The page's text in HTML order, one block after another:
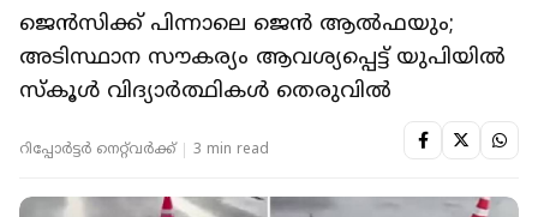
ജെൻസിക്ക് പിന്നാലെ ജെൻ ആൽഫയും;
അടിസ്ഥാന സൗകര്യം ആവശ്യപ്പെട്ട് യുപിയില്‍
സ്‌കൂൾ വിദ്യാര്‍ത്ഥികള്‍ തെരുവിൽ
റിപ്പോർട്ടർ നെറ്റ്‌വര്‍ക്ക്‌ 3 min read